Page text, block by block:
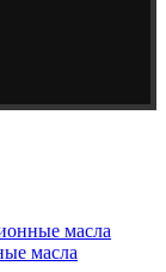
масла
масла